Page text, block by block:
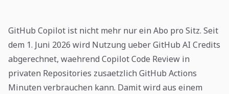
GitHub Copilot ist nicht mehr nur ein Abo pro Sitz. Seit
dem 1. Juni 2026 wird Nutzung ueber GitHub AI Credits
abgerechnet, waehrend Copilot Code Review in
privaten Repositories zusaetzlich GitHub Actions
Minuten verbrauchen kann. Damit wird aus einem